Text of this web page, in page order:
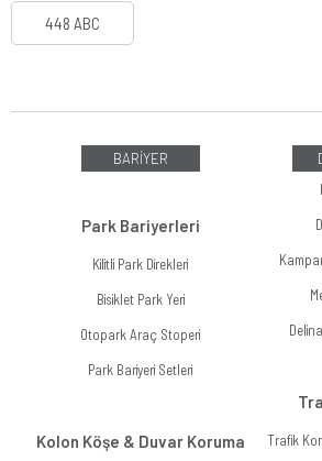
448 ABC
BARİYER
Park Bariyerleri
Kilitli Park Direkleri
Bisiklet Park Yeri
Otopark Araç Stoperi
Park Bariyeri Setleri
Kolon Köşe & Duvar Koruma
Trafik